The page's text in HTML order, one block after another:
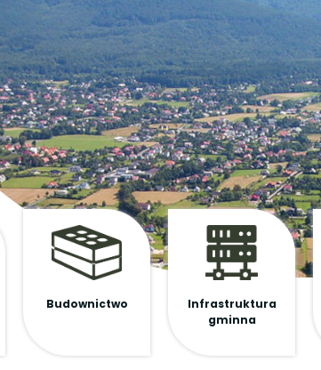
Budownictwo
Infrastruktura
gminna